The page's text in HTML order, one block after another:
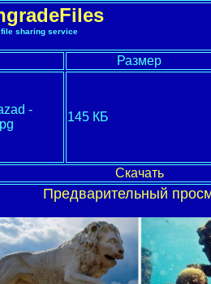
sharing service
Размер
-
145 КБ
Скачать
Предварительный